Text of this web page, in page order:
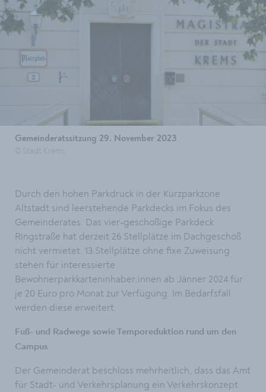
Gemeinderatssitzung 29. November 2023
Durch den hohen Parkdruck in der Kurzparkzone
Altstadt sind leerstehende Parkdecks im Fokus des
Gemeinderates. Das vier-geschoßige Parkdeck
Ringstraße hat derzeit 26 Stellplätze im Dachgeschoß
nicht vermietet. 13 Stellplätze ohne fixe Zuweisung
stehen für interessierte
Bewohnerparkkarteninhaber:innen ab Jänner 2024 für
je 20 Euro pro Monat zur Verfügung. Im Bedarfsfall
werden diese erweitert.
Fuß- und Radwege sowie Temporeduktion rund um den
Campus
Der Gemeinderat beschloss mehrheitlich, dass das Amt
für Stadt- und Verkehrsplanung ein Verkehrskonzept